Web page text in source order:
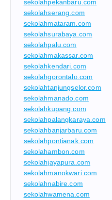
sekolahpekanbaru.com
sekolahserang.com
sekolahmataram.com
sekolahsurabaya.com
sekolahpalu.com
sekolahmakassar.com
sekolahkendari.com
sekolahgorontalo.com
sekolahtanjungselor.com
sekolahmanado.com
sekolahkupang.com
sekolahpalangkaraya.com
sekolahbanjarbaru.com
sekolahpontianak.com
sekolahambon.com
sekolahjayapura.com
sekolahmanokwari.com
sekolahnabire.com
sekolahwamena.com